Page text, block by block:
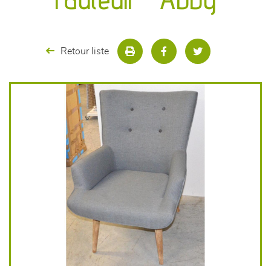
meubles de complément
décoration
Retour liste